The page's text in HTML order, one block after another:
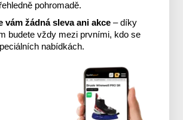
pohromadě.
vám žádná sleva ani akce – díky
budete vždy mezi prvními, kdo se
nabídkách.